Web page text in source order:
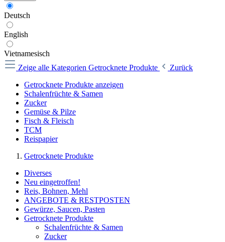
Deutsch
English
Vietnamesisch
Zeige alle Kategorien Getrocknete Produkte
Zurück
Getrocknete Produkte anzeigen
Schalenfrüchte & Samen
Zucker
Gemüse & Pilze
Fisch & Fleisch
TCM
Reispapier
Getrocknete Produkte
Diverses
Neu eingetroffen!
Reis, Bohnen, Mehl
ANGEBOTE & RESTPOSTEN
Gewürze, Saucen, Pasten
Getrocknete Produkte
Schalenfrüchte & Samen
Zucker